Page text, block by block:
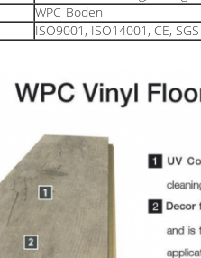
WPC-Boden
ISO9001, ISO14001, CE, SGS